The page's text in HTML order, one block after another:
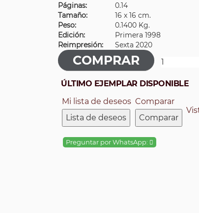
Páginas:
0.14
Tamaño:
16 x 16 cm.
Peso:
0.1400 Kg.
Edición:
Primera 1998
Reimpresión:
Sexta 2020
ÚLTIMO EJEMPLAR DISPONIBLE
Mi lista de deseos
Lista de deseos
Comparar
Comparar
Preguntar por WhatsApp: